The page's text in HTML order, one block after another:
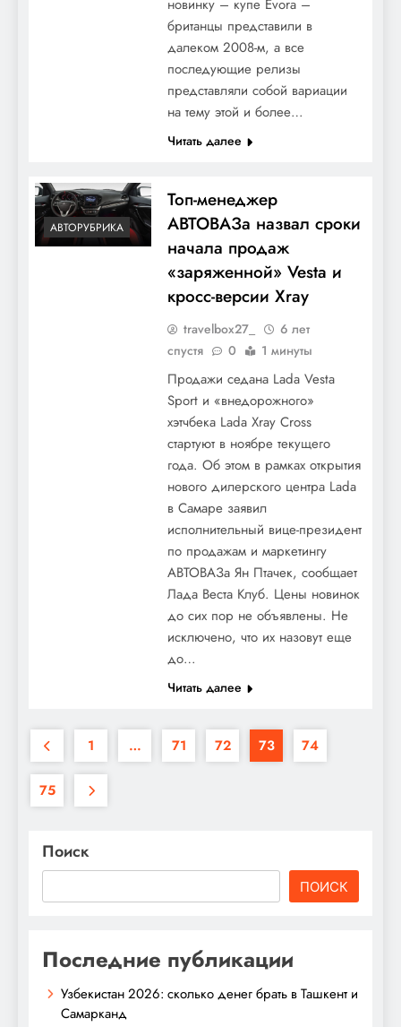
новинку – купе Evora –
британцы представили в
далеком 2008-м, а все
последующие релизы
представляли собой вариации
на тему этой и более…
Читать далее
АВТОРУБРИКА
Топ-менеджер
АВТОВАЗа назвал сроки
начала продаж
«заряженной» Vesta и
кросс-версии Xray
travelbox27_
6 лет
спустя
0 1 минуты
Продажи седана Lada Vesta
Sport и «внедорожного»
хэтчбека Lada Xray Cross
стартуют в ноябре текущего
года. Об этом в рамках открытия
нового дилерского центра Lada
в Самаре заявил
исполнительный вице-президент
по продажам и маркетингу
АВТОВАЗа Ян Птачек, сообщает
Лада Веста Клуб. Цены новинок
до сих пор не объявлены. Не
исключено, что их назовут еще
до…
Читать далее
1 … 71 72 73 74
75
Поиск
ПОИСК
Последние публикации
Узбекистан 2026: сколько денег брать в Ташкент и
Самарканд